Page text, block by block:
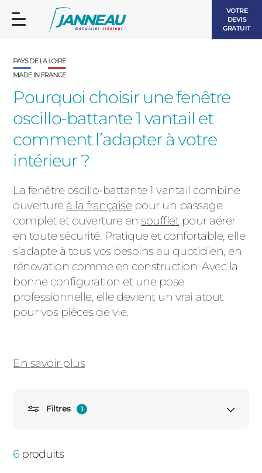
VOTRE
DEVIS
GRATUIT
Pourquoi choisir une fenêtre
oscillo-battante 1 vantail et
comment l’adapter à votre
intérieur ?
La fenêtre oscillo-battante 1 vantail combine
ouverture à la françaisepour un passage
complet et ouverture ensouffletpour aérer
en toute sécurité. Pratique et confortable, elle
s’adapte à tous vos besoins au quotidien, en
rénovation comme en construction. Avec la
bonne configuration et une pose
professionnelle, elle devient un vrai atout
pour vos pièces de vie.
En savoir plus
Filtres 1
Fenêtre oscillo battant 1 vantail
6produits
FENÊTRES ET PORTES-FENÊTRES
BOIS
PVC
BAIES VITRÉES
PORTES D’ENTRÉE
LES CONTEMPORAINES
LES INTEMPORELLES
LES LUMINEUSES
VOLETS ROULANTS
PERGOLAS
PORTAILS ET PORTILLONS
CARPORTS